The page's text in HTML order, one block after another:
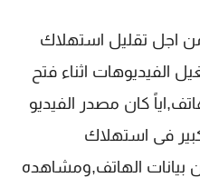
من اجل تقليل استهلاك
الفيديوهات اثناء فتح
كان مصدر الفيديو
فى استهلاك
بيانات الهاتف,ومشاهده